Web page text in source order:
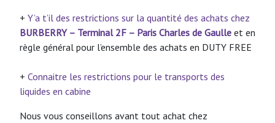
+ Y’a t’il des restrictions sur la quantité des achats chez
BURBERRY – Terminal 2F – Paris Charles de Gaulle et en
règle général pour l’ensemble des achats en DUTY FREE
+ Connaitre les restrictions pour le transports des
liquides en cabine
Nous vous conseillons avant tout achat chez